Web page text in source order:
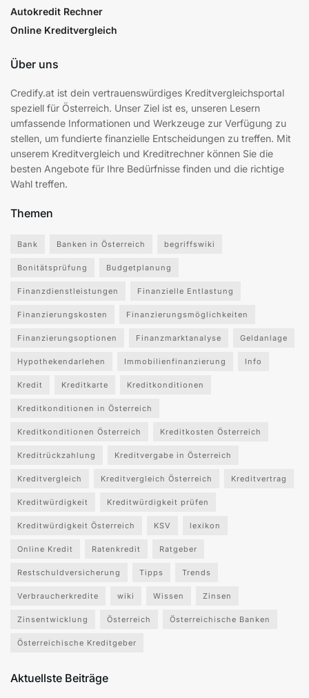
Autokredit Rechner
Online Kreditvergleich
Über uns
Credify.at ist dein vertrauenswürdiges Kreditvergleichsportal
speziell für Österreich. Unser Ziel ist es, unseren Lesern
umfassende Informationen und Werkzeuge zur Verfügung zu
stellen, um fundierte finanzielle Entscheidungen zu treffen. Mit
unserem Kreditvergleich und Kreditrechner können Sie die
besten Angebote für Ihre Bedürfnisse finden und die richtige
Wahl treffen.
Themen
Bank Banken in Österreich begriffswiki
Bonitätsprüfung Budgetplanung
Finanzdienstleistungen Finanzielle Entlastung
Finanzierungskosten Finanzierungsmöglichkeiten
Finanzierungsoptionen Finanzmarktanalyse Geldanlage
Hypothekendarlehen Immobilienfinanzierung Info
Kredit Kreditkarte Kreditkonditionen
Kreditkonditionen in Österreich
Kreditkonditionen Österreich Kreditkosten Österreich
Kreditrückzahlung Kreditvergabe in Österreich
Kreditvergleich Kreditvergleich Österreich Kreditvertrag
Kreditwürdigkeit Kreditwürdigkeit prüfen
Kreditwürdigkeit Österreich KSV lexikon
Online Kredit Ratenkredit Ratgeber
Restschuldversicherung Tipps Trends
Verbraucherkredite wiki Wissen Zinsen
Zinsentwicklung Österreich Österreichische Banken
Österreichische Kreditgeber
Aktuellste Beiträge